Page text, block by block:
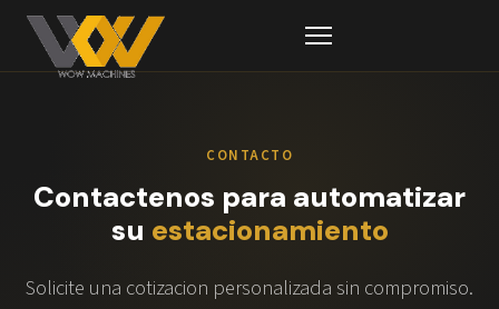
CONTACTO
Contactenos para automatizar
su estacionamiento
Solicite una cotizacion personalizada sin compromiso.